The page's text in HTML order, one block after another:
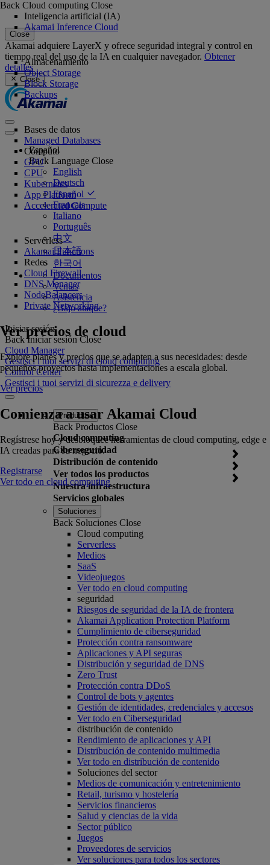
Close
Akamai adquiere LayerX y ofrece seguridad integral y control en
tiempo real del uso de la IA en cualquier navegador. Obtener
detalles
Close
Español
Back Language Close
English
Deutsch
Español
Français
Italiano
Português
中文
日本語
한국어
Documentos
Ventas
Asistencia
¿Bajo ataque?
Iniciar sesión
Back Iniciar sesión Close
Cloud Manager
Gestisci i tuoi servizi di cloud computing
Control Center
Gestisci i tuoi servizi di sicurezza e delivery
Productos
Back Productos Close
Cloud computing
Ciberseguridad
Distribución de contenido
Ver todos los productos
Nuestra infraestructura
Servicios globales
Back Cloud computing Close
Inteligencia artificial (IA)
Akamai Inference Cloud
Almacenamiento
Object Storage
Block Storage
Backups
Bases de datos
Managed Databases
Cómputo
GPU
CPU
Kubernetes
App Platform
Accelerated Compute
Serverless
Akamai Functions
Redes
Cloud Firewall
DNS Manager
NodeBalancers
Private Networking
Ver precios de cloud
Explore planes y precios que se adapten a sus necesidades: desde
pequeños proyectos hasta implementaciones a escala global.
Ver precios
Comienza a usar Akamai Cloud
Regístrese hoy y desbloquee herramientas de cloud computing, edge e
IA creadas para su negocio.
Registrarse
Ver todo en cloud computing
Soluciones
Back Soluciones Close
Cloud computing
Serverless
Medios
SaaS
Videojuegos
Ver todo en cloud computing
seguridad
Riesgos de seguridad de la IA de frontera
Akamai Application Protection Platform
Cumplimiento de ciberseguridad
Protección contra ransomware
Aplicaciones y API seguras
Distribución y seguridad de DNS
Zero Trust
Protección contra DDoS
Control de bots y agentes
Gestión de identidades, credenciales y accesos
Ver todo en Ciberseguridad
distribución de contenido
Rendimiento de aplicaciones y API
Distribución de contenido multimedia
Ver todo en distribución de contenido
Soluciones del sector
Medios de comunicación y entretenimiento
Retail, turismo y hostelería
Servicios financieros
Salud y ciencias de la vida
Sector público
Juegos
Proveedores de servicios
Ver soluciones para todos los sectores